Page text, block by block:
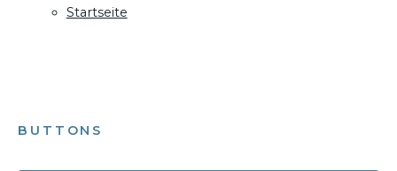
Startseite
BUTTONS